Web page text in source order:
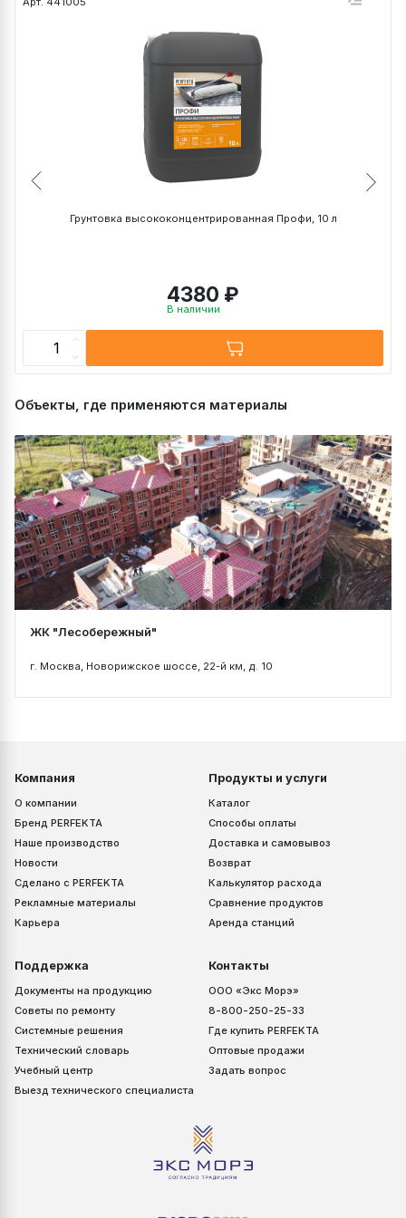
Грунтовка высококонцентрированная Профи, 10 л
4380 ₽
В наличии
Объекты, где применяются материалы
ЖК "Лесобережный"
г. Москва, Новорижское шоссе, 22-й км, д. 10
Компания
О компании
Бренд PERFEKTA
Наше производство
Новости
Сделано с PERFEKTA
Рекламные материалы
Карьера
Продукты и услуги
Каталог
Способы оплаты
Доставка и самовывоз
Возврат
Калькулятор расхода
Сравнение продуктов
Аренда станций
Поддержка
Документы на продукцию
Советы по ремонту
Системные решения
Технический словарь
Учебный центр
Выезд технического специалиста
Контакты
ООО «Экс Морэ»
8-800-250-25-33
Где купить PERFEKTA
Оптовые продажи
Задать вопрос